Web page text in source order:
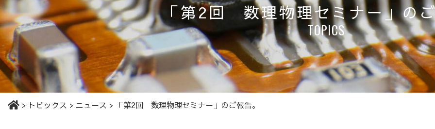
「第2回 数理物理セミナー」の
TOPICS
> トピックス > ニュース > 「第2回 数理物理セミナー」のご報告。